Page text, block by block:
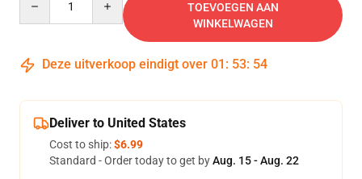
TOEVOEGEN AAN
WINKELWAGEN
Deze uitverkoop eindigt over 01 : 53: 54
Deliver to United States
Cost to ship:$6.99
Standard - Order today to get byAug. 15 - Aug. 22